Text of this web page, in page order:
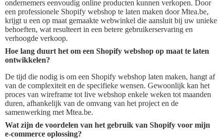
ondernemers eenvoudig online producten kunnen verkopen. Door
een professionele Shopify webshop te laten maken door Mtea.be,
krijgt u een op maat gemaakte webwinkel die aansluit bij uw unieke
behoeften, wat resulteert in een betere gebruikerservaring en
verhoogde verkoop.
Hoe lang duurt het om een Shopify webshop op maat te laten
ontwikkelen?
De tijd die nodig is om een Shopify webshop laten maken, hangt af
van de complexiteit en de specifieke wensen. Gewoonlijk kan het
proces van wireframe tot live webshop enkele weken tot maanden
duren, afhankelijk van de omvang van het project en de
samenwerking met Mtea.be.
Wat zijn de voordelen van het gebruik van Shopify voor mijn
e-commerce oplossing?